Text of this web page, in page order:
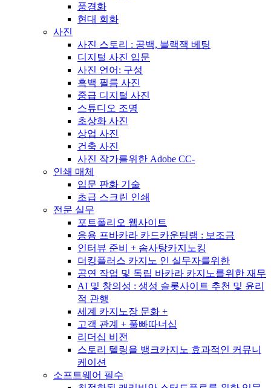
풍경화
현대 회화
사진
사진 스토리 : 공백, 블랙잭 베팅
디지털 사진 입문
사진 언어: 구성
흑백 필름 사진
중급 디지털 사진
스튜디오 조명
초상화 사진
상업 사진
건축 사진
사진 작가를위한 Adobe CC-
인쇄 매체
입문 판화 기술
초급 스크린 인쇄
전문 실무
포트폴리오 웹사이트
응용 프바카라 카드카운팅램 : 보조금
인터뷰 준비 + 솜사탕카지노킹
더킹플러스 카지노 인 실무자를위한
공연 작업 및 독립 바카라 카지노를위한 재무
AI 및 창의성 : 생성 슬롯사이트 추천 및 윤리
적 관행
세계 카지노장 문화 +
고객 관계 + 풀빠따너십
리더십 비전
스토리 텔링을 뱅크카지노 효과적인 커뮤니
케이션
소프트웨어 필수